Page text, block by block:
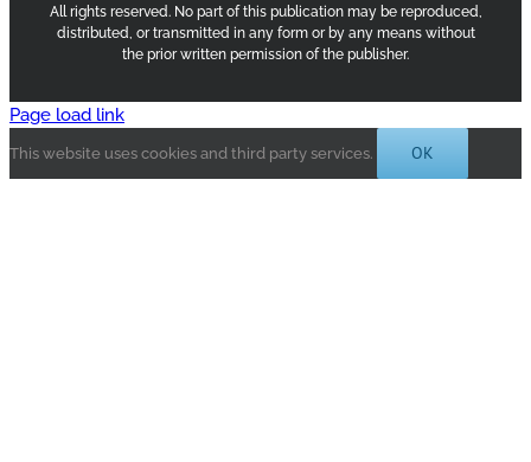
All rights reserved. No part of this publication may be reproduced,
distributed, or transmitted in any form or by any means without
the prior written permission of the publisher.
Page load link
This website uses cookies and third party services. OK